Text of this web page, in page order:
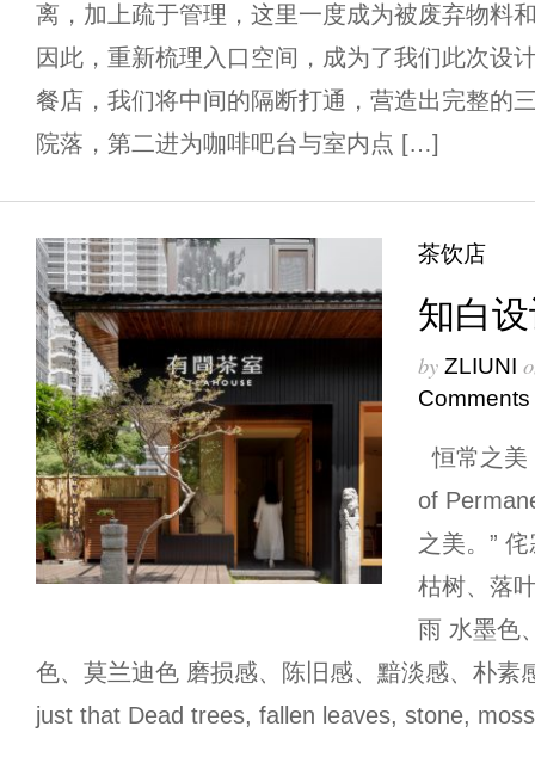
离，加上疏于管理，这里一度成为被废弃物料
因此，重新梳理入口空间，成为了我们此次设
餐店，我们将中间的隔断打通，营造出完整的
院落，第二进为咖啡吧台与室内点 […]
茶饮店
知白
by ZLIUNI
Comments
恒常之美
of
之美。”
枯树、落
雨 水墨色
色、莫兰迪色 磨损感、陈旧感、黯淡感、朴素
just that Dead trees, fallen leaves, stone,